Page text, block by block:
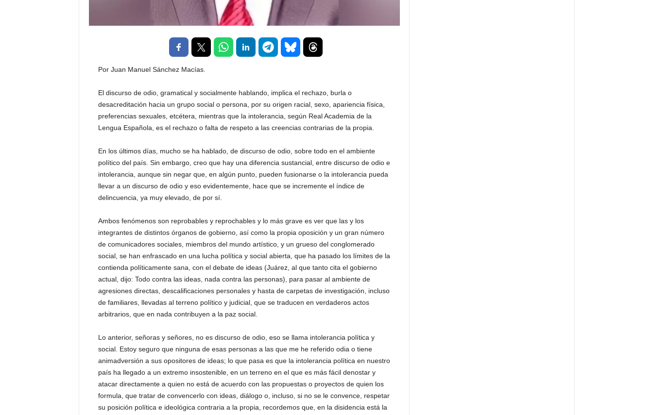
Por Juan Manuel Sánchez Macías.
El discurso de odio, gramatical y socialmente hablando, implica el rechazo, burla o
desacreditación hacia un grupo social o persona, por su origen racial, sexo, apariencia física,
preferencias sexuales, etcétera, mientras que la intolerancia, según Real Academia de la
Lengua Española, es el rechazo o falta de respeto a las creencias contrarias de la propia.
En los últimos días, mucho se ha hablado, de discurso de odio, sobre todo en el ambiente
político del país. Sin embargo, creo que hay una diferencia sustancial, entre discurso de odio e
intolerancia, aunque sin negar que, en algún punto, pueden fusionarse o la intolerancia pueda
llevar a un discurso de odio y eso evidentemente, hace que se incremente el índice de
delincuencia, ya muy elevado, de por sí.
Ambos fenómenos son reprobables y reprochables y lo más grave es ver que las y los
integrantes de distintos órganos de gobierno, así como la propia oposición y un gran número
de comunicadores sociales, miembros del mundo artístico, y un grueso del conglomerado
social, se han enfrascado en una lucha política y social abierta, que ha pasado los límites de la
contienda políticamente sana, con el debate de ideas (Juárez, al que tanto cita el gobierno
actual, dijo: Todo contra las ideas, nada contra las personas), para pasar al ambiente de
agresiones directas, descalificaciones personales y hasta de carpetas de investigación, incluso
de familiares, llevadas al terreno político y judicial, que se traducen en verdaderos actos
arbitrarios, que en nada contribuyen a la paz social.
Lo anterior, señoras y señores, no es discurso de odio, eso se llama intolerancia política y
social. Estoy seguro que ninguna de esas personas a las que me he referido odia o tiene
animadversión a sus opositores de ideas; lo que pasa es que la intolerancia política en nuestro
país ha llegado a un extremo insostenible, en un terreno en el que es más fácil denostar y
atacar directamente a quien no está de acuerdo con las propuestas o proyectos de quien los
formula, que tratar de convencerlo con ideas, diálogo o, incluso, si no se le convence, respetar
su posición política e ideológica contraria a la propia, recordemos que, en la disidencia está la